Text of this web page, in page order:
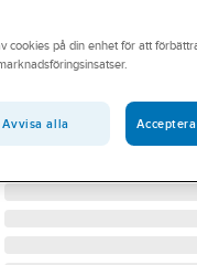
A-COLLECTION
Fallskydd a-
360-410 A-
Artikelnummer:
19037992
19037992
cookies på din enhet för att
Avvisa alla